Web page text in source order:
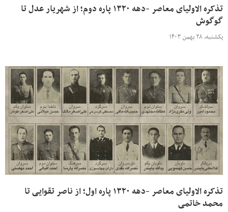
تذکره الاولیای معاصر -دهه ۱۳۲۰ پاره دوم؛ از شهریار عدل تا
گوگوش
یکشنبه، ۲۸ بهمن ۱۴۰۳
تذکره الاولیای معاصر -دهه ۱۳۲۰ پاره اول؛ از ناصر تقوایی تا
محمد خاتمی